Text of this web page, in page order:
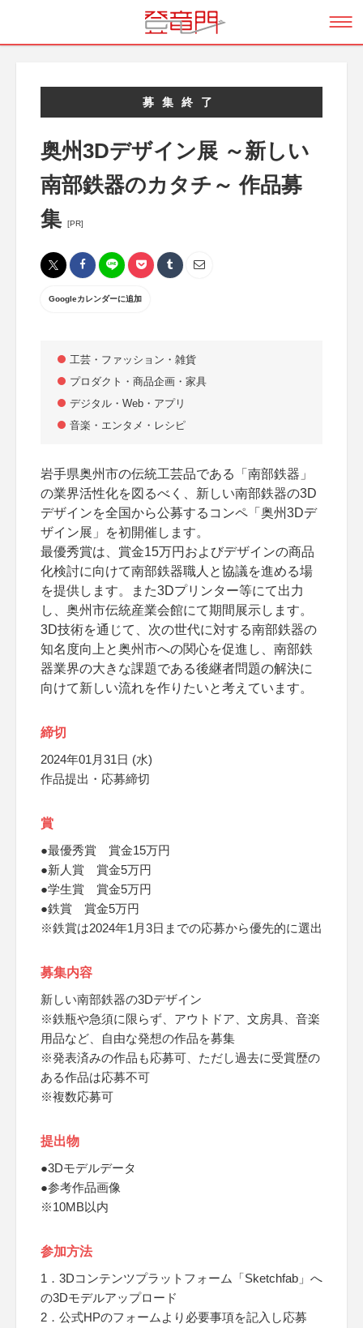
募集終了
奥州3Dデザイン展 ～新しい
南部鉄器のカタチ～ 作品募
集
[PR]
Googleカレンダーに追加
工芸・ファッション・雑貨
プロダクト・商品企画・家具
デジタル・Web・アプリ
音楽・エンタメ・レシピ
岩手県奥州市の伝統工芸品である「南部鉄器」
の業界活性化を図るべく、新しい南部鉄器の3D
デザインを全国から公募するコンペ「奥州3Dデ
ザイン展」を初開催します。
最優秀賞は、賞金15万円およびデザインの商品
化検討に向けて南部鉄器職人と協議を進める場
を提供します。また3Dプリンター等にて出力
し、奥州市伝統産業会館にて期間展示します。
3D技術を通じて、次の世代に対する南部鉄器の
知名度向上と奥州市への関心を促進し、南部鉄
器業界の大きな課題である後継者問題の解決に
向けて新しい流れを作りたいと考えています。
締切
2024年01月31日 (水)
作品提出・応募締切
賞
●最優秀賞 賞金15万円
●新人賞 賞金5万円
●学生賞 賞金5万円
●鉄賞 賞金5万円
※鉄賞は2024年1月3日までの応募から優先的に選出
募集内容
新しい南部鉄器の3Dデザイン
※鉄瓶や急須に限らず、アウトドア、文房具、音楽
用品など、自由な発想の作品を募集
※発表済みの作品も応募可、ただし過去に受賞歴の
ある作品は応募不可
※複数応募可
提出物
●3Dモデルデータ
●参考作品画像
※10MB以内
参加方法
1．3Dコンテンツプラットフォーム「Sketchfab」へ
の3Dモデルアップロード
2．公式HPのフォームより必要事項を記入し応募